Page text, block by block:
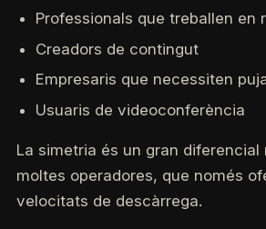
Professionals que treballen en
Creadors de contingut
Empresaris que necessiten
Usuaris de videoconferència
La simetria és un gran diferencial
moltes operadores, que només
velocitats de descàrrega.